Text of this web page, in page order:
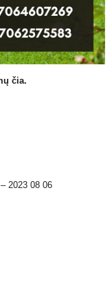
čia.
2023 08 06